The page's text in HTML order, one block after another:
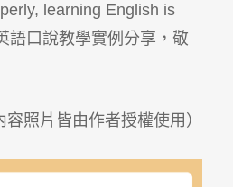
learning English is
語口說教學實例分享，敬
容照片皆由作者授權使用）